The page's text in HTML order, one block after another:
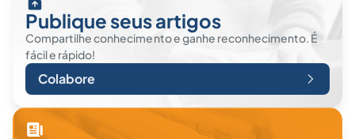
Publique seus artigos
Compartilhe conhecimento e ganhe reconhecimento. É
fácil e rápido!
Colabore